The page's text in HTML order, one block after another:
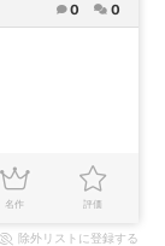
0 0
名作 評価
除外リストに登録する